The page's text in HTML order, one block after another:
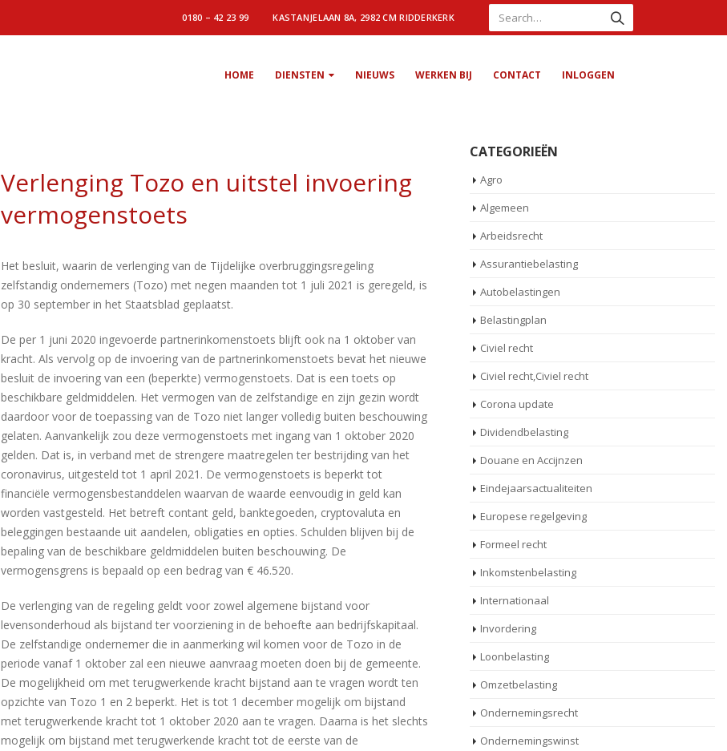
0180 – 42 23 99 KASTANJELAAN 8A, 2982 CM RIDDERKERK
HOME DIENSTEN NIEUWS WERKEN BIJ CONTACT INLOGGEN
Verlenging Tozo en uitstel invoering
vermogenstoets
Het besluit, waarin de verlenging van de Tijdelijke overbruggingsregeling
zelfstandig ondernemers (Tozo) met negen maanden tot 1 juli 2021 is geregeld, is
op 30 september in het Staatsblad geplaatst.
De per 1 juni 2020 ingevoerde partnerinkomenstoets blijft ook na 1 oktober van
kracht. Als vervolg op de invoering van de partnerinkomenstoets bevat het nieuwe
besluit de invoering van een (beperkte) vermogenstoets. Dat is een toets op
beschikbare geldmiddelen. Het vermogen van de zelfstandige en zijn gezin wordt
daardoor voor de toepassing van de Tozo niet langer volledig buiten beschouwing
gelaten. Aanvankelijk zou deze vermogenstoets met ingang van 1 oktober 2020
gelden. Dat is, in verband met de strengere maatregelen ter bestrijding van het
coronavirus, uitgesteld tot 1 april 2021. De vermogenstoets is beperkt tot
financiële vermogensbestanddelen waarvan de waarde eenvoudig in geld kan
worden vastgesteld. Het betreft contant geld, banktegoeden, cryptovaluta en
beleggingen bestaande uit aandelen, obligaties en opties. Schulden blijven bij de
bepaling van de beschikbare geldmiddelen buiten beschouwing. De
vermogensgrens is bepaald op een bedrag van € 46.520.
De verlenging van de regeling geldt voor zowel algemene bijstand voor
levensonderhoud als bijstand ter voorziening in de behoefte aan bedrijfskapitaal.
De zelfstandige ondernemer die in aanmerking wil komen voor de Tozo in de
periode vanaf 1 oktober zal een nieuwe aanvraag moeten doen bij de gemeente.
De mogelijkheid om met terugwerkende kracht bijstand aan te vragen wordt ten
opzichte van Tozo 1 en 2 beperkt. Het is tot 1 december mogelijk om bijstand
met terugwerkende kracht tot 1 oktober 2020 aan te vragen. Daarna is het slechts
mogelijk om bijstand met terugwerkende kracht tot de eerste van de
CATEGORIEËN
Agro
Algemeen
Arbeidsrecht
Assurantiebelasting
Autobelastingen
Belastingplan
Civiel recht
Civiel recht,Civiel recht
Corona update
Dividendbelasting
Douane en Accijnzen
Eindejaarsactualiteiten
Europese regelgeving
Formeel recht
Inkomstenbelasting
Internationaal
Invordering
Loonbelasting
Omzetbelasting
Ondernemingsrecht
Ondernemingswinst